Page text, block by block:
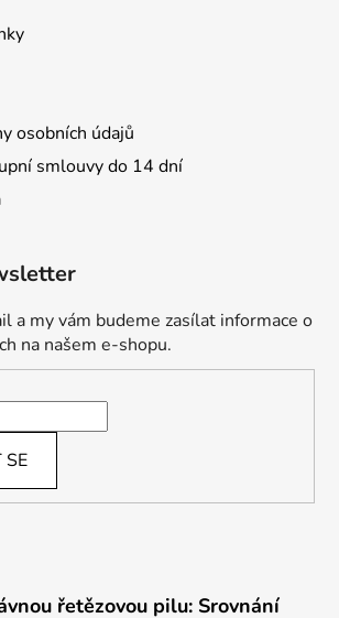
osobních údajů
smlouvy do 14 dní
a my vám budeme zasílat informace o
na našem e-shopu.
SE
řetězovou pilu: Srovnání